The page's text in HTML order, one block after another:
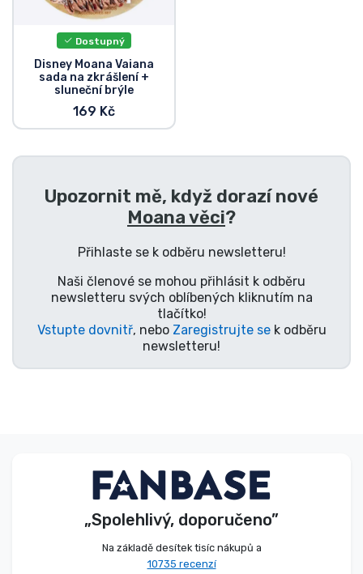
Dostupný
Disney Moana Vaiana
sada na zkrášlení +
sluneční brýle
169 Kč
Upozornit mě, když dorazí nové
Moana věci?
Přihlaste se k odběru newsletteru!
Naši členové se mohou přihlásit k odběru
newsletteru svých oblíbených kliknutím na
tlačítko!
Vstupte dovnitř, nebo Zaregistrujte sek odběru
newsletteru!
„Spolehlivý, doporučeno”
Na základě desítek tisíc nákupů a
10735 recenzí
Značky